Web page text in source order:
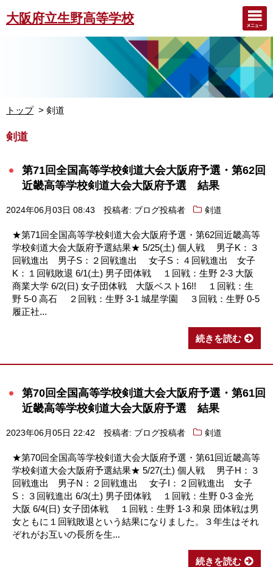
大阪府立生野高等学校
トップ 剣道
剣道
第71回全国高等学校剣道大会大阪府予選・第62回
近畿高等学校剣道大会大阪府予選 結果
2024年06月03日 08:43 投稿者: ブログ投稿者 剣道
★第71回全国高等学校剣道大会大阪府予選・第62回近畿高等
学校剣道大会大阪府予選結果★ 5/25(土) 個人戦 男子K：３
回戦進出 男子S：２回戦進出 女子S：４回戦進出 女子
K：１回戦敗退 6/1(土) 男子団体戦 １回戦：生野 2-3 大阪
商業大学 6/2(日) 女子団体戦 大阪ベスト16!! １回戦：生
野 5-0 高石 ２回戦：生野 3-1 城星学園 ３回戦：生野 0-5
履正社...
続きを読む
第70回全国高等学校剣道大会大阪府予選・第61回
近畿高等学校剣道大会大阪府予選 結果
2023年06月05日 22:42 投稿者: ブログ投稿者 剣道
★第70回全国高等学校剣道大会大阪府予選・第61回近畿高等
学校剣道大会大阪府予選結果★ 5/27(土) 個人戦 男子H：３
回戦進出 男子N：２回戦進出 女子I：２回戦進出 女子
S：３回戦進出 6/3(土) 男子団体戦 １回戦：生野 0-3 金光
大阪 6/4(日) 女子団体戦 １回戦：生野 1-3 和泉 団体戦は男
女ともに１回戦敗退という結果になりました。３年生はそれ
ぞれがお互いの長所を生...
続きを読む